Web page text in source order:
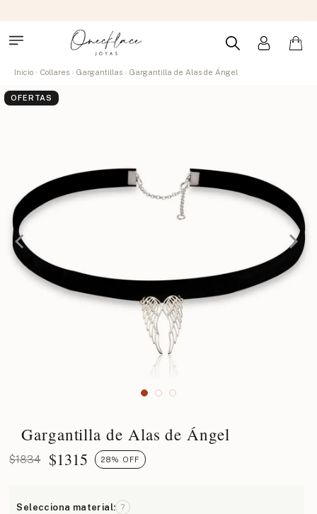
Inicio Collares Gargantillas Gargantilla de Alas de Ángel
OFERTAS
Gargantilla de Alas de Ángel
$1834 $1315 28% OFF
Selecciona material: ?